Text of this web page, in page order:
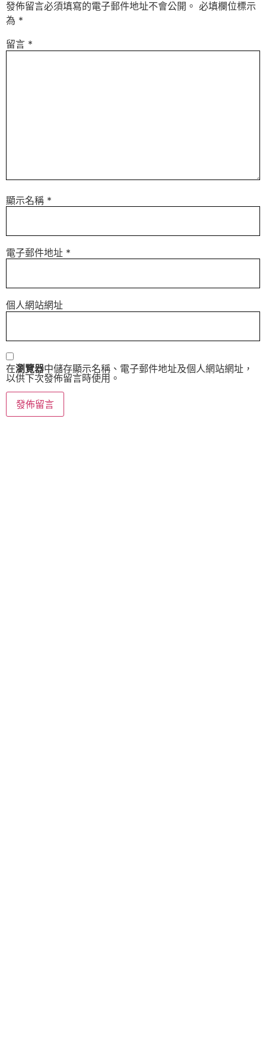
發佈留言必須填寫的電子郵件地址不會公開。 必填欄位標示
為 *
留言 *
顯示名稱 *
電子郵件地址 *
個人網站網址
在瀏覽器中儲存顯示名稱、電子郵件地址及個人網站網址，
以供下次發佈留言時使用。